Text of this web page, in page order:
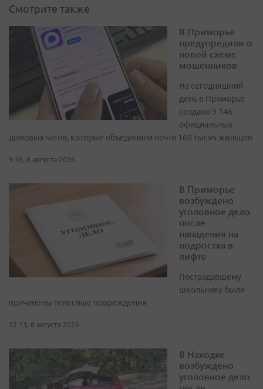
Смотрите также
В Приморье
предупредили о
новой схеме
мошенников
На сегодняшний
день в Приморье
создано 9 146
официальных
домовых чатов, которые объединили почти 160 тысяч жильцов
9:16, 8 августа 2026
В Приморье
возбуждено
уголовное дело
после
нападения на
подростка в
лифте
Пострадавшему
школьнику были
причинены телесные повреждения
12:13, 8 августа 2026
В Находке
возбуждено
уголовное дело